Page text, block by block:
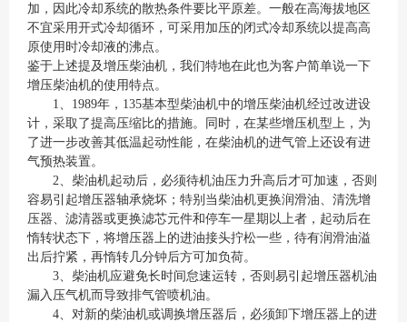
加，因此冷却系统的散热条件要比平原差。一般在高海拔地区
不宜采用开式冷却循环，可采用加压的闭式冷却系统以提高高
原使用时冷却液的沸点。
鉴于上述提及增压柴油机，我们特地在此也为客户简单说一下
增压柴油机的使用特点。
1、1989年，135基本型柴油机中的增压柴油机经过改进设
计，采取了提高压缩比的措施。同时，在某些增压机型上，为
了进一步改善其低温起动性能，在柴油机的进气管上还设有进
气预热装置。
2、柴油机起动后，必须待机油压力升高后才可加速，否则
容易引起增压器轴承烧坏；特别当柴油机更换润滑油、清洗增
压器、滤清器或更换滤芯元件和停车一星期以上者，起动后在
惰转状态下，将增压器上的进油接头拧松一些，待有润滑油溢
出后拧紧，再惰转几分钟后方可加负荷。
3、柴油机应避免长时间怠速运转，否则易引起增压器机油
漏入压气机而导致排气管喷机油。
4、对新的柴油机或调换增压器后，必须卸下增压器上的进